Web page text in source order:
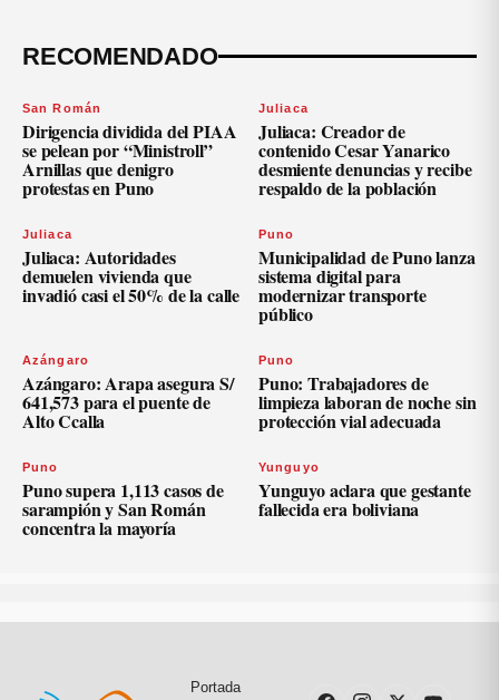
RECOMENDADO
San Román
Dirigencia dividida del PIAA
se pelean por “Ministroll”
Arnillas que denigro
protestas en Puno
Juliaca
Juliaca: Creador de
contenido Cesar Yanarico
desmiente denuncias y recibe
respaldo de la población
Juliaca
Juliaca: Autoridades
demuelen vivienda que
invadió casi el 50% de la calle
Puno
Municipalidad de Puno lanza
sistema digital para
modernizar transporte
público
Azángaro
Azángaro: Arapa asegura S/
641,573 para el puente de
Alto Ccalla
Puno
Puno: Trabajadores de
limpieza laboran de noche sin
protección vial adecuada
Puno
Puno supera 1,113 casos de
sarampión y San Román
concentra la mayoría
Yunguyo
Yunguyo aclara que gestante
fallecida era boliviana
Portada